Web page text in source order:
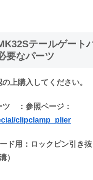
テールゲート
要なパーツ
上購入してください。
ツ ：参照ページ：
clipclamp_plier
ド用：ロックピン引き
）